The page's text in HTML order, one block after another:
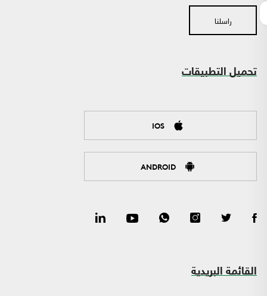
راسلنا
تحميل التطبيقات
IOS
ANDROID
القائمة البريدية